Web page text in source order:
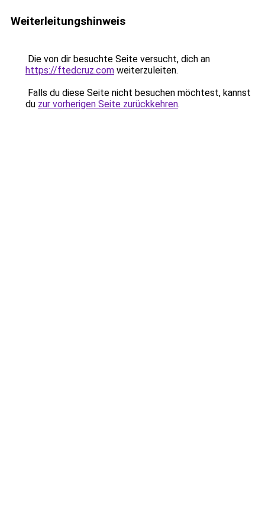
Weiterleitungshinweis
Die von dir besuchte Seite versucht, dich an
https://ftedcruz.com weiterzuleiten.
Falls du diese Seite nicht besuchen möchtest, kannst
du zur vorherigen Seite zurückkehren.